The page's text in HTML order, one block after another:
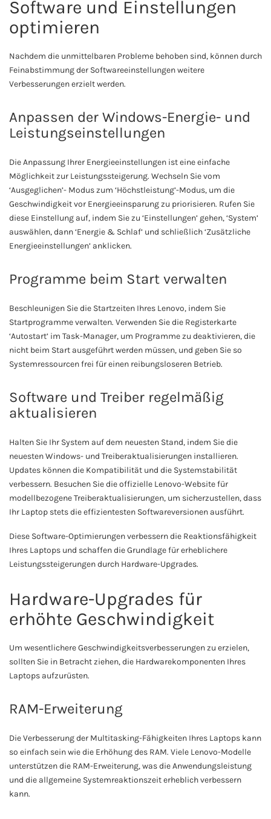
Software und Einstellungen
optimieren
Nachdem die unmittelbaren Probleme behoben sind, können durch
Feinabstimmung der Softwareeinstellungen weitere
Verbesserungen erzielt werden.
Anpassen der Windows-Energie- und
Leistungseinstellungen
Die Anpassung Ihrer Energieeinstellungen ist eine einfache
Möglichkeit zur Leistungssteigerung. Wechseln Sie vom
‘Ausgeglichen’- Modus zum ‘Höchstleistung’-Modus, um die
Geschwindigkeit vor Energieeinsparung zu priorisieren. Rufen Sie
diese Einstellung auf, indem Sie zu ‘Einstellungen’ gehen, ‘System’
auswählen, dann ‘Energie & Schlaf’ und schließlich ‘Zusätzliche
Energieeinstellungen’ anklicken.
Programme beim Start verwalten
Beschleunigen Sie die Startzeiten Ihres Lenovo, indem Sie
Startprogramme verwalten. Verwenden Sie die Registerkarte
‘Autostart’ im Task-Manager, um Programme zu deaktivieren, die
nicht beim Start ausgeführt werden müssen, und geben Sie so
Systemressourcen frei für einen reibungsloseren Betrieb.
Software und Treiber regelmäßig
aktualisieren
Halten Sie Ihr System auf dem neuesten Stand, indem Sie die
neuesten Windows- und Treiberaktualisierungen installieren.
Updates können die Kompatibilität und die Systemstabilität
verbessern. Besuchen Sie die offizielle Lenovo-Website für
modellbezogene Treiberaktualisierungen, um sicherzustellen, dass
Ihr Laptop stets die effizientesten Softwareversionen ausführt.
Diese Software-Optimierungen verbessern die Reaktionsfähigkeit
Ihres Laptops und schaffen die Grundlage für erheblichere
Leistungssteigerungen durch Hardware-Upgrades.
Hardware-Upgrades für
erhöhte Geschwindigkeit
Um wesentlichere Geschwindigkeitsverbesserungen zu erzielen,
sollten Sie in Betracht ziehen, die Hardwarekomponenten Ihres
Laptops aufzurüsten.
RAM-Erweiterung
Die Verbesserung der Multitasking-Fähigkeiten Ihres Laptops kann
so einfach sein wie die Erhöhung des RAM. Viele Lenovo-Modelle
unterstützen die RAM-Erweiterung, was die Anwendungsleistung
und die allgemeine Systemreaktionszeit erheblich verbessern
kann.